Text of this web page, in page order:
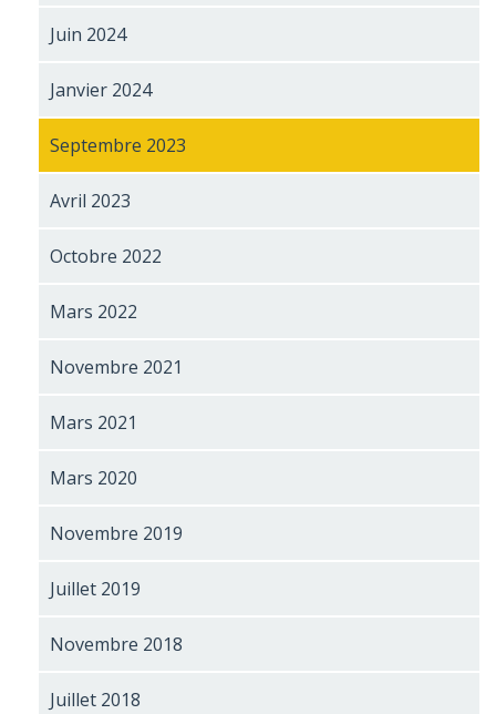
Juin 2024
Janvier 2024
Septembre 2023
Avril 2023
Octobre 2022
Mars 2022
Novembre 2021
Mars 2021
Mars 2020
Novembre 2019
Juillet 2019
Novembre 2018
Juillet 2018